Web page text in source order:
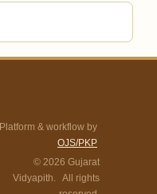
Platform & workflow by
OJS/PKP
© 2026 Gujarat
Vidyapith. All rights